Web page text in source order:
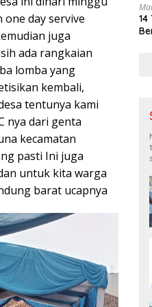
day servive
juga
ada rangkaian
lomba yang
kembali,
tentunya kami
nya dari genta
kecamatan
pasti Ini juga
untuk kita warga
barat ucapnya